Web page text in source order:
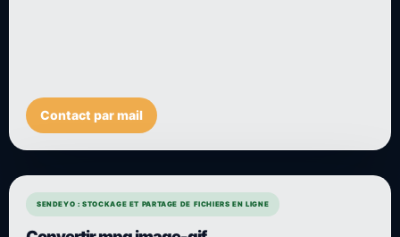
Contact par mail
SENDEYO : STOCKAGE ET PARTAGE DE FICHIERS EN LIGNE